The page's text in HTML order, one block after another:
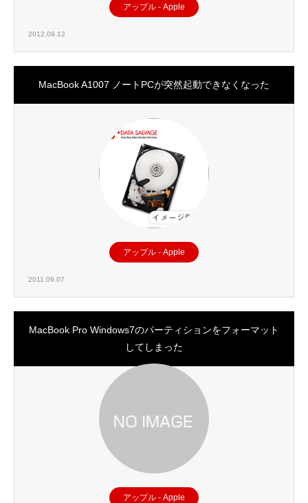
アップル - Apple
2012.09.12
MacBook A1007 ノートPCが突然起動できなくなった
アップル - Apple
2011.09.07
MacBook Pro Windows7のパーティションをフォーマット
してしまった
アップル - Apple